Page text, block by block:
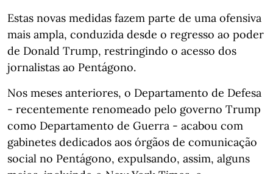
Estas novas medidas fazem parte de uma ofensiva
mais ampla, conduzida desde o regresso ao poder
de Donald Trump, restringindo o acesso dos
jornalistas ao Pentágono.
Nos meses anteriores, o Departamento de Defesa
- recentemente renomeado pelo governo Trump
como Departamento de Guerra - acabou com
gabinetes dedicados aos órgãos de comunicação
social no Pentágono, expulsando, assim, alguns